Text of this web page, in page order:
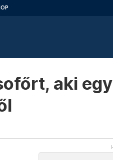
aki egy